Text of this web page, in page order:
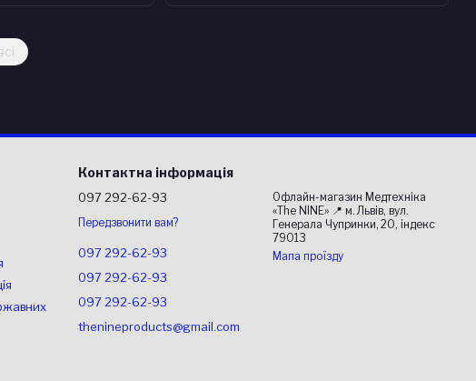
Контактна інформація
097 292-62-93
Передзвонити вам?
097 292-62-93
097 292-62-93
097 292-62-93
thenineproducts@gmail.com
Офлайн-магазин Медтехніка
«The NINE» 📍 м. Львів, вул.
Генерала Чупринки, 20, індекс
79013
Мапа проїзду